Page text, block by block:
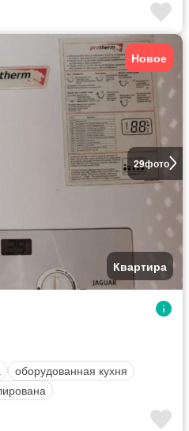
29фото
Новое
Квартира
оборудованная кухня